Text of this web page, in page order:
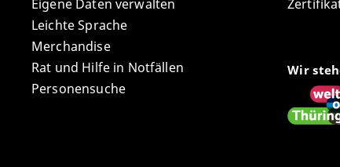
Eigene Daten verwalten
Leichte Sprache
Merchandise
Rat und Hilfe in Notfällen
Personensuche
Wir